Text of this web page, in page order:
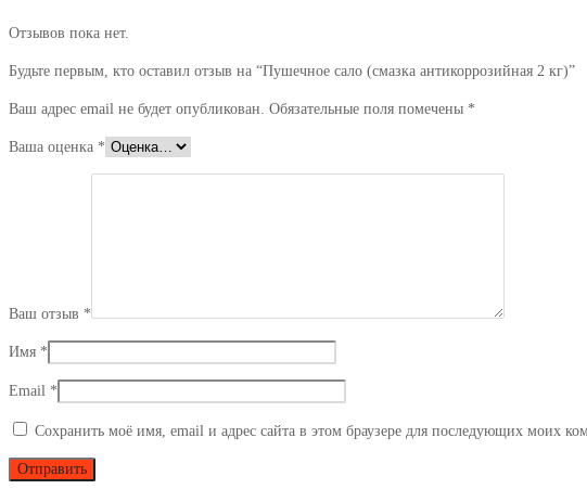
Отзывов пока нет.
Будьте первым, кто оставил отзыв на “Пушечное сало (смазка антикоррозийная 2 кг)”
Ваш адрес email не будет опубликован. Обязательные поля помечены *
Ваша оценка *
Ваш отзыв *
Имя *
Email *
Сохранить моё имя, email и адрес сайта в этом браузере для последующих моих